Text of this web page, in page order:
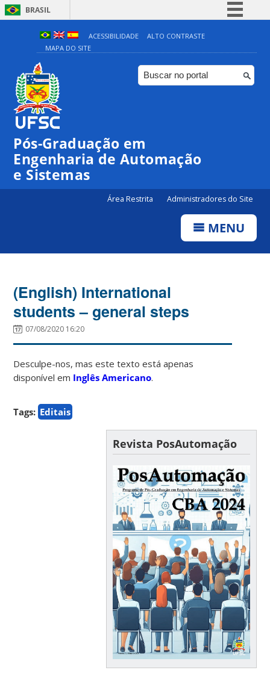
BRASIL
Simplifique!
Comunica BR
Participe
ACESSIBILIDADE
ALTO CONTRASTE
MAPA DO SITE
Pós-Graduação em
Engenharia de Automação
e Sistemas
Área Restrita Administradores do Site
MENU
(English) International
students – general steps
07/08/2020 16:20
Desculpe-nos, mas este texto está apenas
disponível em Inglês Americano.
Tags: Editais
Revista PosAutomação